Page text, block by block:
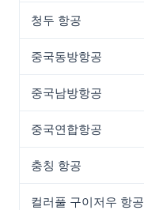
청두 항공
중국동방항공
중국남방항공
중국연합항공
충칭 항공
컬러풀 구이저우 항공